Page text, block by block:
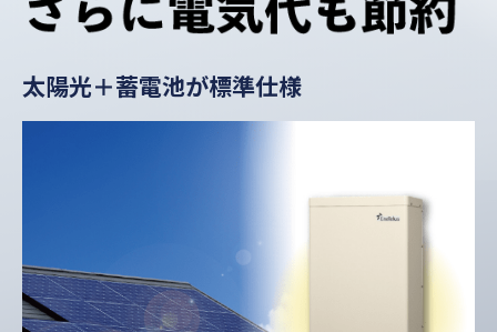
太陽光＋蓄電池が標準仕様